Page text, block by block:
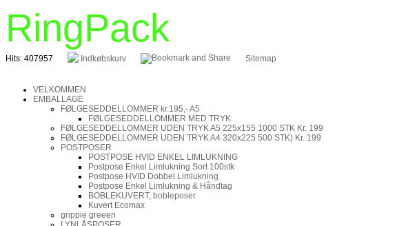
RingPack
Hits: 407957 Indkøbskurv Sitemap
VELKOMMEN
EMBALLAGE
FØLGESEDDELLOMMER kr.195,- A5
FØLGESEDDELLOMMER MED TRYK
FØLGESEDDELLOMMER UDEN TRYK A5 225x155 1000 STK Kr. 199
FØLGESEDDELLOMMER UDEN TRYK A4 320x225 500 STK) Kr. 199
POSTPOSER
POSTPOSE HVID ENKEL LIMLUKNING
Postpose Enkel Limlukning Sort 100stk
Postpose HVID Dobbel Limlukning
Postpose Enkel Limlukning & Håndtag
BOBLEKUVERT, bobleposer
Kuvert Ecomax
grippie greeen